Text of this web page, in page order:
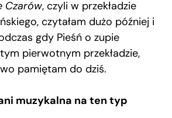
Czarów, czyli w przekładzie
czytałam dużo później i
gdy Pieśń o zupie
pierwotnym przekładzie,
pamiętam do dziś.
muzykalna na ten typ